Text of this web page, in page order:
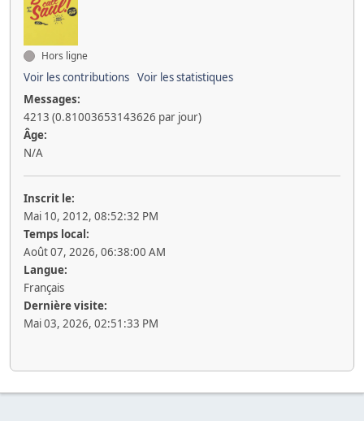
Hors ligne
Voir les contributions Voir les statistiques
Messages:
4213 (0.81003653143626 par jour)
Âge:
N/A
Inscrit le:
Mai 10, 2012, 08:52:32 PM
Temps local:
Août 07, 2026, 06:38:00 AM
Langue:
Français
Dernière visite:
Mai 03, 2026, 02:51:33 PM